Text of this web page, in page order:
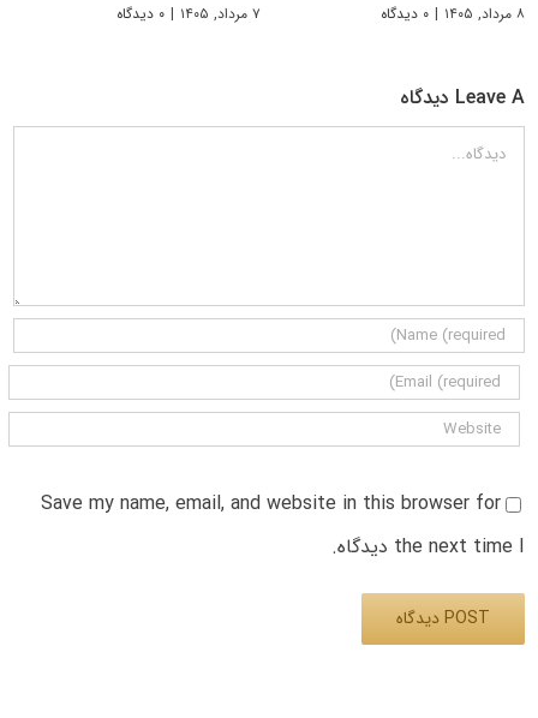
۸ مرداد, ۱۴۰۵ | ۰ دیدگاه ۷ مرداد, ۱۴۰۵ | ۰ دیدگاه
Leave A دیدگاه
دیدگاه
Save my name, email, and website in this browser for
the next time I دیدگاه.